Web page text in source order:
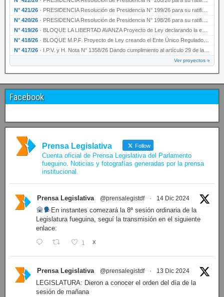
N° 421/26 · PRESIDENCIA Resolución de Presidencia N° 199/26 para su ratificación.
N° 420/26 · PRESIDENCIA Resolución de Presidencia N° 198/26 para su ratificación.
N° 419/26 · BLOQUE LA LIBERTAD AVANZA Proyecto de Ley declarando la esencialidad del servicio educativ…
N° 418/26 · BLOQUE M.P.F. Proyecto de Ley creando el Ente Único Regulador de servicios públicos de la …
N° 417/26 · I.P.V. y H. Nota N° 1358/26 Dando cumplimiento al artículo 29 de la Ley provincial N° 1399…
Ver proyectos »
Facebook
Prensa Legislativa Follow
Cuenta oficial de Prensa Legislativa del Parlamento
fueguino. Noticias y fotografías generadas por la prensa
institucional.
Prensa Legislativa @prensalegistdf · 14 Dic 2024
En instantes comezará la 8ª sesión ordinaria de la
Legislatura fueguina, seguí la transmisión en el siguiente
enlace:
1 X
Prensa Legislativa @prensalegistdf · 13 Dic 2024
LEGISLATURA: Dieron a conocer el orden del día de la
sesión de mañana